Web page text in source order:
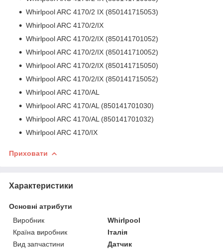
Whirlpool ARC 4170/2 IX (850141715053)
Whirlpool ARC 4170/2/IX
Whirlpool ARC 4170/2/IX (850141701052)
Whirlpool ARC 4170/2/IX (850141710052)
Whirlpool ARC 4170/2/IX (850141715050)
Whirlpool ARC 4170/2/IX (850141715052)
Whirlpool ARC 4170/AL
Whirlpool ARC 4170/AL (850141701030)
Whirlpool ARC 4170/AL (850141701032)
Whirlpool ARC 4170/IX
Приховати
Характеристики
Основні атрибути
Виробник
Whirlpool
Країна виробник
Італія
Вид запчастини
Датчик